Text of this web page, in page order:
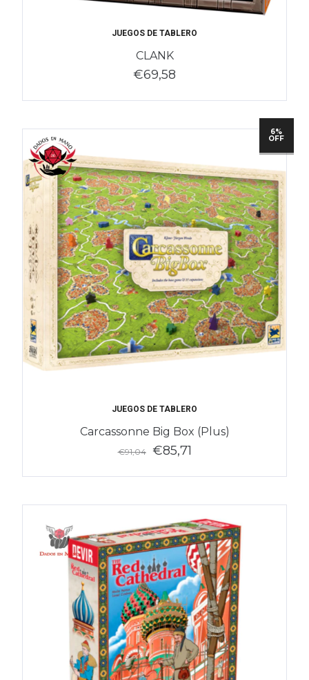
JUEGOS DE TABLERO
CLANK
€69,58
6%
OFF
JUEGOS DE TABLERO
Carcassonne Big Box (Plus)
€91,04 €85,71